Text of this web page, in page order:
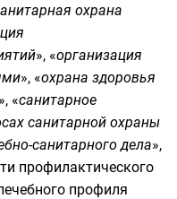
охрана
», «организация
», «охрана здоровья
», «санитарное
санитарной охраны
санитарного дела»,
профилактического
профиля